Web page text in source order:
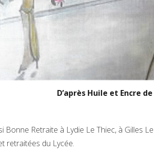
D’après Huile et Encre
Bonne Retraite à Lydie Le Thiec, à Gilles
retraitées du Lycée.